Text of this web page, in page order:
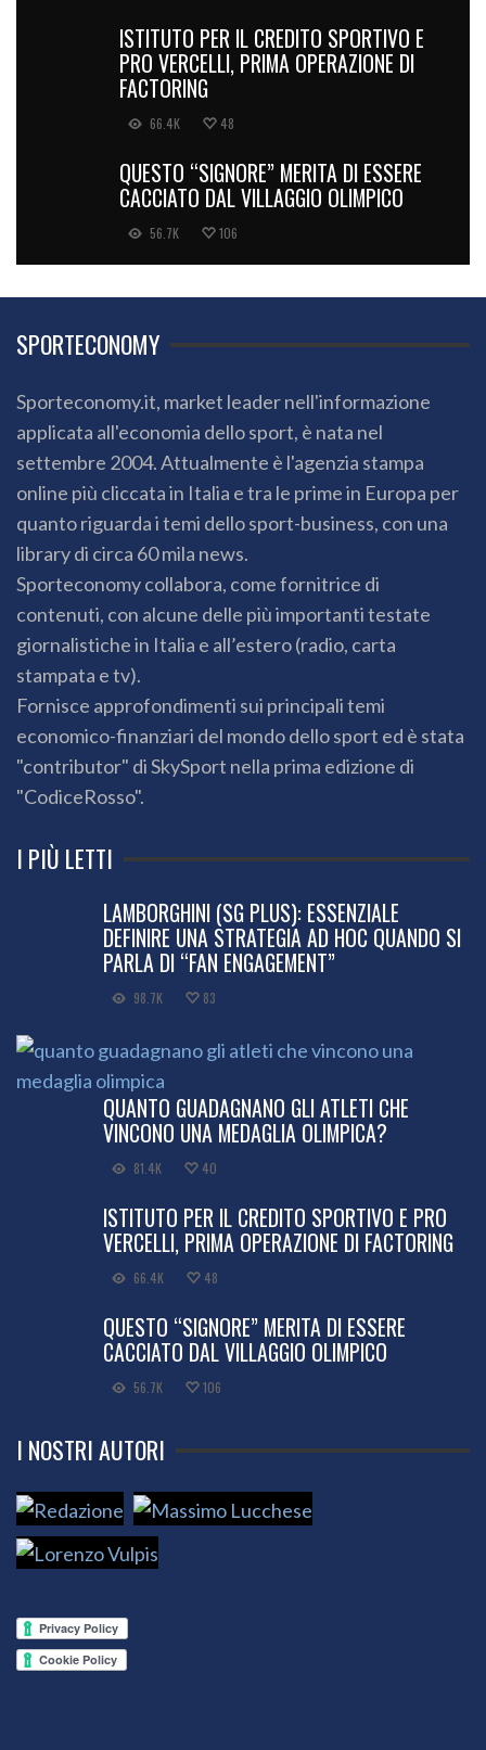
ISTITUTO PER IL CREDITO SPORTIVO E
PRO VERCELLI, PRIMA OPERAZIONE DI
FACTORING
66.4K 48
QUESTO “SIGNORE” MERITA DI ESSERE
CACCIATO DAL VILLAGGIO OLIMPICO
56.7K 106
SPORTECONOMY
Sporteconomy.it, market leader nell'informazione
applicata all'economia dello sport, è nata nel
settembre 2004. Attualmente è l'agenzia stampa
online più cliccata in Italia e tra le prime in Europa per
quanto riguarda i temi dello sport-business, con una
library di circa 60 mila news.
Sporteconomy collabora, come fornitrice di
contenuti, con alcune delle più importanti testate
giornalistiche in Italia e all’estero (radio, carta
stampata e tv).
Fornisce approfondimenti sui principali temi
economico-finanziari del mondo dello sport ed è stata
"contributor" di SkySport nella prima edizione di
"CodiceRosso".
I PIÙ LETTI
LAMBORGHINI (SG PLUS): ESSENZIALE
DEFINIRE UNA STRATEGIA AD HOC QUANDO SI
PARLA DI “FAN ENGAGEMENT”
98.7K 83
QUANTO GUADAGNANO GLI ATLETI CHE
VINCONO UNA MEDAGLIA OLIMPICA?
81.4K 40
ISTITUTO PER IL CREDITO SPORTIVO E PRO
VERCELLI, PRIMA OPERAZIONE DI FACTORING
66.4K 48
QUESTO “SIGNORE” MERITA DI ESSERE
CACCIATO DAL VILLAGGIO OLIMPICO
56.7K 106
I NOSTRI AUTORI